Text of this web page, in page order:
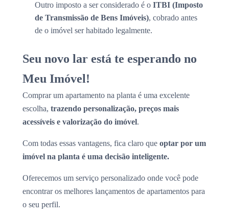
Outro imposto a ser considerado é o ITBI (Imposto
de Transmissão de Bens Imóveis), cobrado antes
de o imóvel ser habitado legalmente.
Seu novo lar está te esperando no
Meu Imóvel!
Comprar um apartamento na planta é uma excelente
escolha, trazendo personalização, preços mais
acessíveis e valorização do imóvel.
Com todas essas vantagens, fica claro que optar por um
imóvel na planta é uma decisão inteligente.
Oferecemos um serviço personalizado onde você pode
encontrar os melhores lançamentos de apartamentos para
o seu perfil.